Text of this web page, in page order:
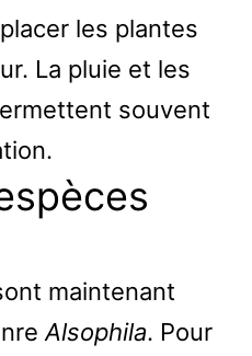
les plantes
La pluie et les
souvent
maintenant
Alsophila. Pour